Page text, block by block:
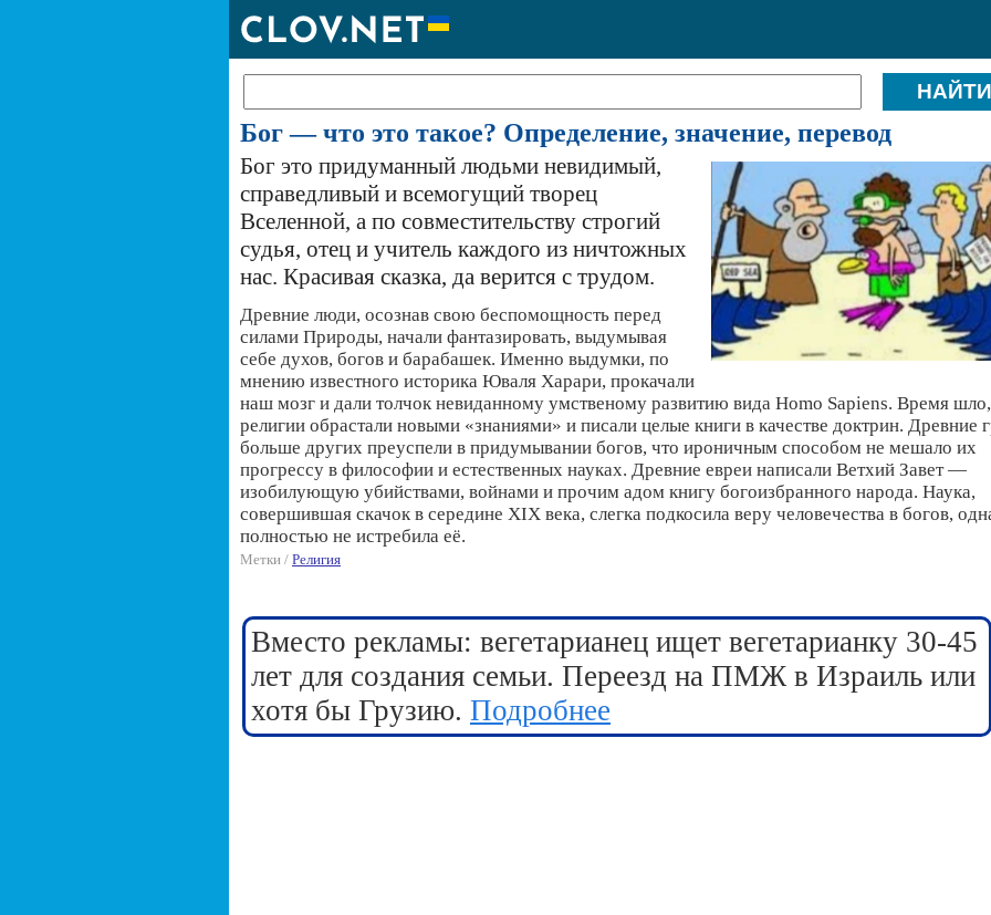
Бог — что это такое? Определение, значение, перевод
Бог это придуманный людьми невидимый,
справедливый и всемогущий творец
Вселенной, а по совместительству строгий
судья, отец и учитель каждого из ничтожных
нас. Красивая сказка, да верится с трудом.
Древние люди, осознав свою беспомощность перед
силами Природы, начали фантазировать, выдумывая
себе духов, богов и барабашек. Именно выдумки, по
мнению известного историка Юваля Харари, прокачали
наш мозг и дали толчок невиданному умственому развитию вида Homo Sapiens. Время шло,
религии обрастали новыми «знаниями» и писали целые книги в качестве доктрин. Древние
больше других преуспели в придумывании богов, что ироничным способом не мешало их
прогрессу в философии и естественных науках. Древние евреи написали Ветхий Завет —
изобилующую убийствами, войнами и прочим адом книгу богоизбранного народа. Наука,
совершившая скачок в середине XIX века, слегка подкосила веру человечества в богов,
полностью не истребила её.
Метки / Религия
Вместо рекламы: вегетарианец ищет вегетарианку 30-45
лет для создания семьи. Переезд на ПМЖ в Израиль или
хотя бы Грузию. Подробнее